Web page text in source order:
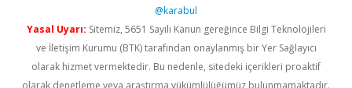
@karabul
Yasal Uyarı: Sitemiz, 5651 Sayılı Kanun gereğince Bilgi Teknolojileri
ve İletişim Kurumu (BTK) tarafından onaylanmış bir Yer Sağlayıcı
olarak hizmet vermektedir. Bu nedenle, sitedeki içerikleri proaktif
olarak denetleme veya araştırma yükümlülüğümüz bulunmamaktadır.